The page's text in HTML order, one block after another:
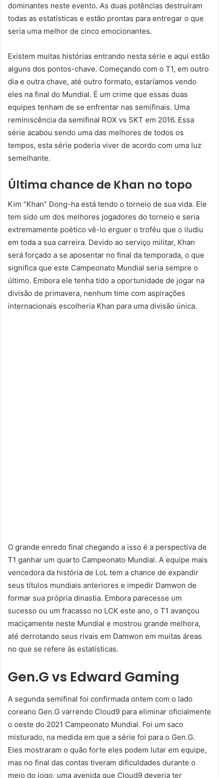
dominantes neste evento. As duas potências destruíram
todas as estatísticas e estão prontas para entregar o que
seria uma melhor de cinco emocionantes.
Existem muitas histórias entrando nesta série e aqui estão
alguns dos pontos-chave. Começando com o T1, em outro
dia e outra chave, até outro formato, estaríamos vendo
eles na final do Mundial. É um crime que essas duas
equipes tenham de se enfrentar nas semifinais. Uma
reminiscência da semifinal ROX vs SKT em 2016. Essa
série acabou sendo uma das melhores de todos os
tempos, esta série poderia viver de acordo com uma luz
semelhante.
Última chance de Khan no topo
Kim “Khan” Dong-ha está tendo o torneio de sua vida. Ele
tem sido um dos melhores jogadores do torneio e seria
extremamente poético vê-lo erguer o troféu que o iludiu
em toda a sua carreira. Devido ao serviço militar, Khan
será forçado a se aposentar no final da temporada, o que
significa que este Campeonato Mundial seria sempre o
último. Embora ele tenha tido a oportunidade de jogar na
divisão de primavera, nenhum time com aspirações
internacionais escolheria Khan para uma divisão única.
O grande enredo final chegando a isso é a perspectiva de
T1 ganhar um quarto Campeonato Mundial. A equipe mais
vencedora da história de LoL tem a chance de expandir
seus títulos mundiais anteriores e impedir Damwon de
formar sua própria dinastia. Embora parecesse um
sucesso ou um fracasso no LCK este ano, o T1 avançou
maciçamente neste Mundial e mostrou grande melhora,
até derrotando seus rivais em Damwon em muitas áreas
no que se refere às estatísticas.
Gen.G vs Edward Gaming
A segunda semifinal foi confirmada ontem com o lado
coreano Gen.G varrendo Cloud9 para eliminar oficialmente
o oeste do 2021 Campeonato Mundial. Foi um saco
misturado, na medida em que a série foi para o Gen.G.
Eles mostraram o quão forte eles podem lutar em equipe,
mas no final das contas tiveram dificuldades durante o
meio do jogo, uma avenida que Cloud9 deveria ter